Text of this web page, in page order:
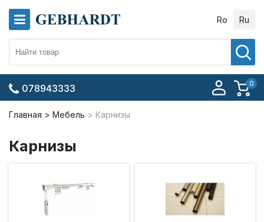
Ro Ru
0
078943333
Главная Мебель Карнизы
Карнизы